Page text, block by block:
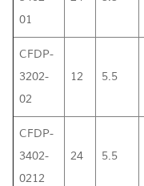
01
CFDP-
3202-
02
12 5.5
CFDP-
3402-
0212
24 5.5